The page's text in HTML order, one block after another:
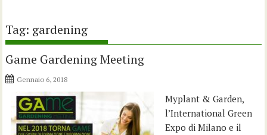
Tag: gardening
Game Gardening Meeting
Gennaio 6, 2018
Myplant & Garden,
l’International Green
Expo di Milano e il